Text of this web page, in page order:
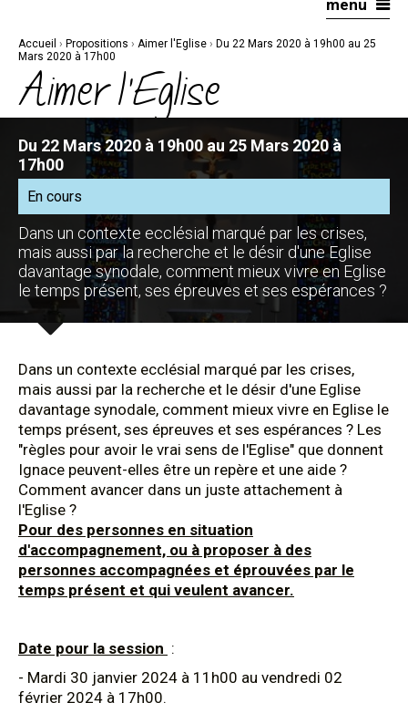
navigation
menu
Accueil › Propositions › Aimer l'Eglise › Du 22 Mars 2020 à 19h00 au 25
Mars 2020 à 17h00
Aimer l'Eglise
Du 22 Mars 2020 à 19h00 au 25 Mars 2020 à
17h00
En cours
Dans un contexte ecclésial marqué par les crises,
mais aussi par la recherche et le désir d'une Eglise
davantage synodale, comment mieux vivre en Eglise
le temps présent, ses épreuves et ses espérances ?
Dans un contexte ecclésial marqué par les crises,
mais aussi par la recherche et le désir d'une Eglise
davantage synodale, comment mieux vivre en Eglise le
temps présent, ses épreuves et ses espérances ? Les
"règles pour avoir le vrai sens de l'Eglise" que donnent
Ignace peuvent-elles être un repère et une aide ?
Comment avancer dans un juste attachement à
l'Eglise ?
Pour des personnes en situation
d'accompagnement, ou à proposer à des
personnes accompagnées et éprouvées par le
temps présent et qui veulent avancer.
Date pour la session :
- Mardi 30 janvier 2024 à 11h00 au vendredi 02
février 2024 à 17h00.